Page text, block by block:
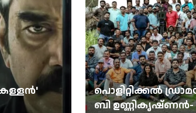
പൊളിറ്റിക്കല്‍
ബി ഉണ്ണികൃഷ്ണന്‍-